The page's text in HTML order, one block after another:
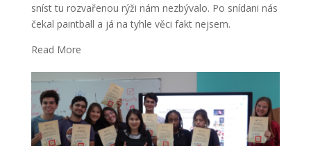
sníst tu rozvařenou rýži nám nezbývalo. Po snídani nás
čekal paintball a já na tyhle věci fakt nejsem.
Read More